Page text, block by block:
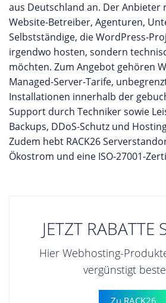
aus Deutschland an. Der Anbieter
Website-Betreiber, Agenturen,
Selbstständige, die WordPress-
irgendwo hosten, sondern
möchten. Zum Angebot gehören
Managed-Server-Tarife,
Installationen innerhalb der
Support durch Techniker sowie
Backups, DDoS-Schutz und
Zudem hebt RACK26
Ökostrom und eine ISO-27001-
JETZT RABATTE
Hier Webhosting-
vergünstigt